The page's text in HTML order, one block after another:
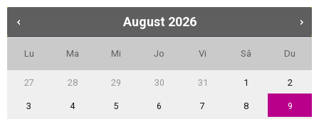
August 2026
Lu Ma Mi Jo Vi Sâ Du
27 28 29 30 31 1 2
3 4 5 6 7 8 9